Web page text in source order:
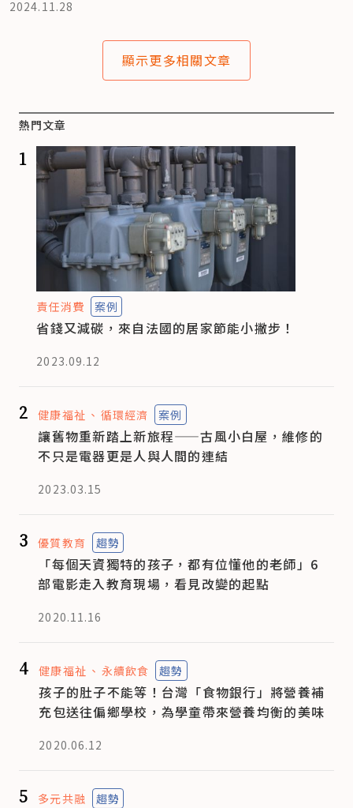
2024.11.28
顯示更多相關文章
熱門文章
1
責任消費 案例
省錢又減碳，來自法國的居家節能小撇步！
2023.09.12
2 健康福祉 循環經濟 案例
讓舊物重新踏上新旅程——古風小白屋，維修的
不只是電器更是人與人間的連結
2023.03.15
3 優質教育 趨勢
「每個天資獨特的孩子，都有位懂他的老師」6
部電影走入教育現場，看見改變的起點
2020.11.16
4 健康福祉 永續飲食 趨勢
孩子的肚子不能等！台灣「食物銀行」將營養補
充包送往偏鄉學校，為學童帶來營養均衡的美味
2020.06.12
5 多元共融 趨勢